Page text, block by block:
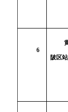
6
陂区站